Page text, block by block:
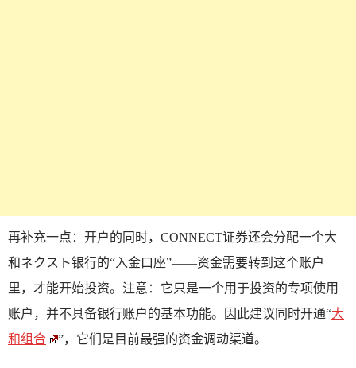
再补充一点：开户的同时，CONNECT证券还会分配一个大
和ネクスト银行的“入金口座”——资金需要转到这个账户
里，才能开始投资。注意：它只是一个用于投资的专项使用
账户，并不具备银行账户的基本功能。因此建议同时开通“大
和组合
”，它们是目前最强的资金调动渠道。